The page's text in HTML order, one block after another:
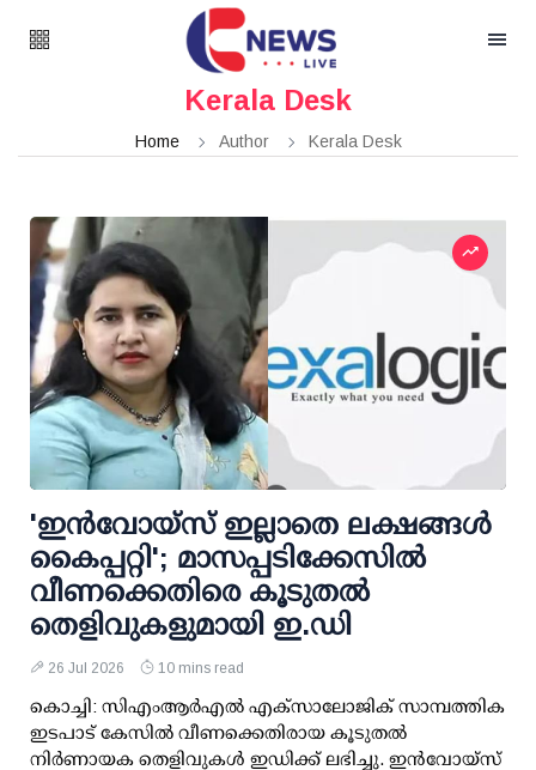
Kerala Desk
Home Author Kerala Desk
'ഇൻവോയ്‌സ്‌ ഇല്ലാതെ ലക്ഷങ്ങൾ
കൈപ്പറ്റി'; മാസപ്പടിക്കേസില്‍
വീണക്കെതിരെ കൂടുതല്‍
തെളിവുകളുമായി ഇ.ഡി
26 Jul 2026 10 mins read
കൊച്ചി: സിഎംആർഎൽ എക്‌സാലോജിക് സാമ്പത്തിക
ഇടപാട് കേസിൽ വീണക്കെതിരായ കൂടുതൽ
നിർണായക തെളിവുകൾ ഇഡിക്ക് ലഭിച്ചു. ഇൻവോയ്‌സ്‌